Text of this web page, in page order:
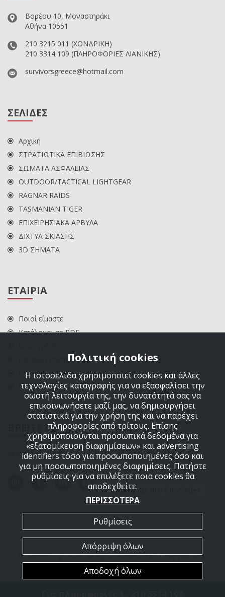
Βορέου 10, Μοναστηράκι
Αθήνα 10551
210 3215 011 (ΧΟΝΔΡΙΚΗ)
210 3314 109 (ΠΛΗΡΟΦΟΡΙΕΣ ΛΙΑΝΙΚΗΣ)
survivorsgreece@hotmail.com
ΣΕΛΙΔΕΣ
Αρχική
ΣΤΡΑΤΙΩΤΙΚΑ ΕΠΙΒΙΩΣΗΣ
ΣΩΜΑΤΑ ΑΣΦΑΛΕΙΑΣ
OUTDOOR/TACTICAL LIGHTGEAR
RAGNAR RAIDS
TASMANIAN TIGER
ΕΠΙΧΕΙΡΗΣΙΑΚΑ ΑΡΒΥΛΑ
ΔΙΧΤΥΑ ΣΚΙΑΣΗΣ
3D ΣΗΜΑΤΑ
ΕΤΑΙΡΙΑ
Ποιοί είμαστε
Κατάλογοι σε PDF
Πολιτική επιστροφών
Πολιτική cookies
ΕΠΙΚΟΙΝΩΝΙΑ
ΒΡΕΙΤΕ ΜΑΣ
Ακολουθήστε μας στα μέσα κοινωνικής δικτύωσης
Εγγραφείτε στο Newsletter
© Survivors.gr 2026. All Rights Reserved by Γεώργιος Δημ.
ΑΡΜΟΥΤΗΣ Ε.Ε.
Πολιτική cookies
Η ιστοσελίδα χρησιμοποιεί cookies και άλλες
τεχνολογίες καταγραφής για να εξασφαλίσει την
σωστή λειτουργία της, την δυνατότητά σας να
επικοινωνήσετε μαζί μας, να δημιουργήσει
στατιστικά για την χρήση της και να παρέχει
πληροφορίες από τρίτους. Επίσης
χρησιμοποιούνται προσωπικά δεδομένα για
«εξατομίκευση διαφημίσεων» και advertising
identifiers τόσο για προσωποποιημένες όσο και
για μη προσωποποιημένες διαφημίσεις. Πατήστε
ρυθμίσεις για να επιλέξετε ποια cookies θα
αποδεχθείτε.
ΠΕΡΙΣΣΟΤΕΡΑ
Ρυθμίσεις
Απόρριψη όλων
Αποδοχή όλων